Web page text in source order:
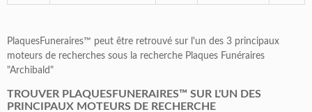
PlaquesFuneraires™ peut être retrouvé sur l'un des 3 principaux
moteurs de recherches sous la recherche Plaques Funéraires
"Archibald"
TROUVER PLAQUESFUNERAIRES™ SUR L'UN DES
PRINCIPAUX MOTEURS DE RECHERCHE